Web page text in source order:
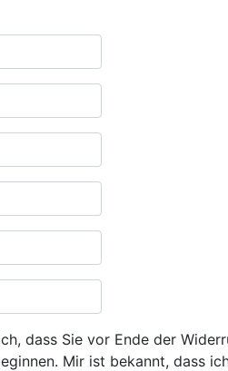
dass Sie vor Ende der
Mir ist bekannt, dass